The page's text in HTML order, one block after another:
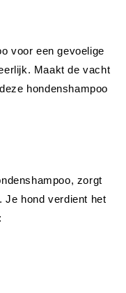
zorgt
Je hond verdient het